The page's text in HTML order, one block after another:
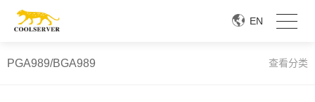
EN
PGA989/BGA989 查看分类